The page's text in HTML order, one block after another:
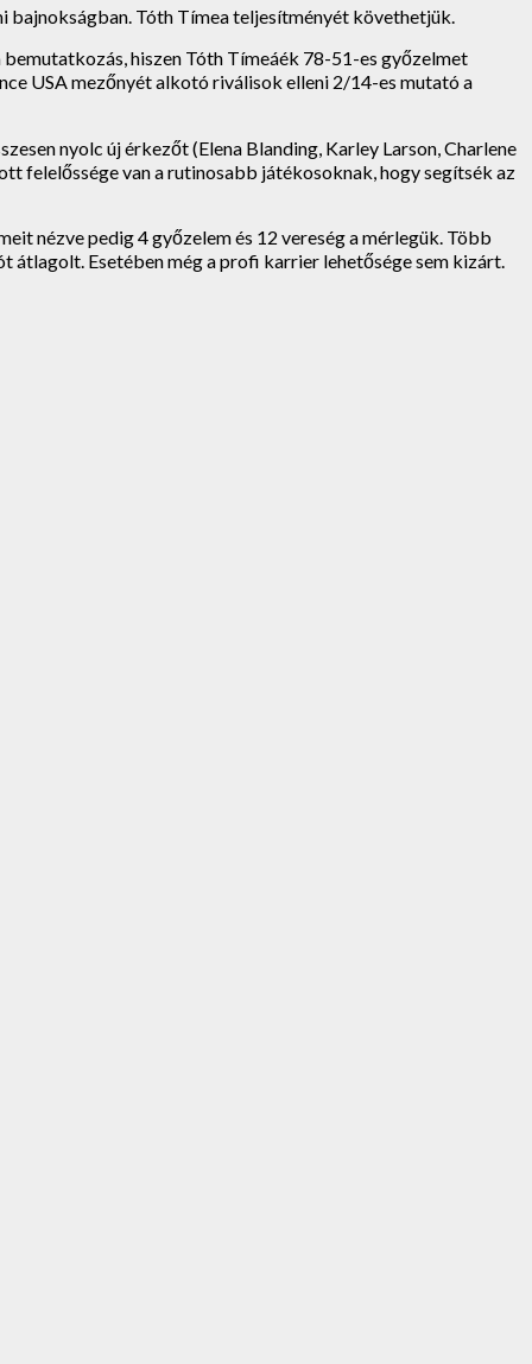
Tóth Tímea teljesítményét követhetjük.
hiszen Tóth Tímeáék 78-51-es győzelmet
USA mezőnyét alkotó riválisok elleni 2/14-es mutató a
nyolc új érkezőt (Elena Blanding, Karley Larson, Charlene
felelőssége van a rutinosabb játékosoknak, hogy segítsék az
nézve pedig 4 győzelem és 12 vereség a mérlegük. Több
Esetében még a profi karrier lehetősége sem kizárt.